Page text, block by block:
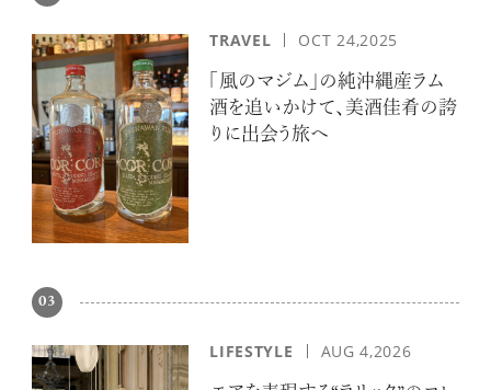
TRAVEL OCT 24,2025
「風のマジム」の純沖縄産ラム
酒を追いかけて、美酒佳肴の誇
りに出会う旅へ
03
LIFESTYLE AUG 4,2026